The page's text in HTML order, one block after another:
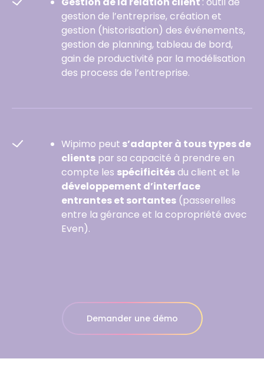
gestion de l’entreprise, création et
gestion (historisation) des événements,
gestion de planning, tableau de bord,
gain de productivité par la modélisation
des process de l’entreprise.
Wipimo peut s’adapter à tous types de
clients par sa capacité à prendre en
compte les spécificitésdu client et le
développement d’interface
entrantes et sortantes (passerelles
entre la gérance et la copropriété avec
Even).
Demander une démo